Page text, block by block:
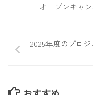
オープンキャン
2025年度のプロ